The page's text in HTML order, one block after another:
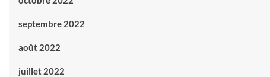
septembre 2022
août 2022
juillet 2022